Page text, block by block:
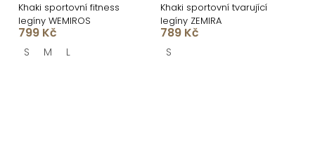
Khaki sportovní fitness
legíny WEMIROS
799 Kč
S M L
Khaki sportovní tvarující
legíny ZEMIRA
789 Kč
S